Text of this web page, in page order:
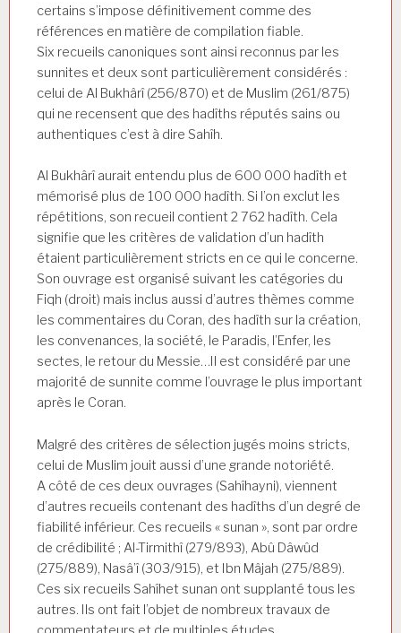
certains s’impose définitivement comme des
références en matière de compilation fiable.
Six recueils canoniques sont ainsi reconnus par les
sunnites et deux sont particulièrement considérés :
celui de Al Bukhârî (256/870) et de Muslim (261/875)
qui ne recensent que des hadîths réputés sains ou
authentiques c’est à dire Sahîh.
Al Bukhârî aurait entendu plus de 600 000 hadîth et
mémorisé plus de 100 000 hadîth. Si l’on exclut les
répétitions, son recueil contient 2 762 hadîth. Cela
signifie que les critères de validation d’un hadîth
étaient particulièrement stricts en ce qui le concerne.
Son ouvrage est organisé suivant les catégories du
Fiqh (droit) mais inclus aussi d’autres thèmes comme
les commentaires du Coran, des hadîth sur la création,
les convenances, la société, le Paradis, l’Enfer, les
sectes, le retour du Messie…Il est considéré par une
majorité de sunnite comme l’ouvrage le plus important
après le Coran.
Malgré des critères de sélection jugés moins stricts,
celui de Muslim jouit aussi d’une grande notoriété.
A côté de ces deux ouvrages (Sahîhayni), viennent
d’autres recueils contenant des hadîths d’un degré de
fiabilité inférieur. Ces recueils « sunan », sont par ordre
de crédibilité ; Al-Tirmithî (279/893), Abû Dâwûd
(275/889), Nasâ’î (303/915), et Ibn Mâjah (275/889).
Ces six recueils Sahîhet sunan ont supplanté tous les
autres. Ils ont fait l’objet de nombreux travaux de